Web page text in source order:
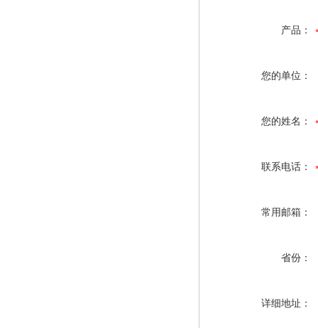
产品：
您的单位：
您的姓名：
联系电话：
常用邮箱：
省份：
详细地址：